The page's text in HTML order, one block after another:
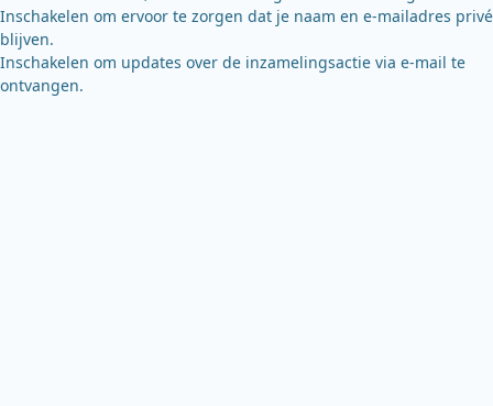
Inschakelen om ervoor te zorgen dat je naam en e-mailadres privé
blijven.
Inschakelen om updates over de inzamelingsactie via e-mail te
ontvangen.